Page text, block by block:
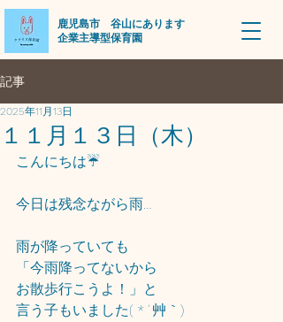
​鹿児島市 谷山にあります
企業主導型保育園
記事
１１月１３日（木）
2025年11月13日
こんにちは☔
今日は残念ながら雨…
雨が降っていても
「今雨降ってないから
お散歩行こうよ！」と
言う子もいました( *´艸｀)